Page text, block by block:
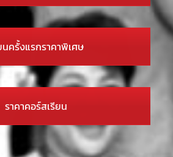
นครั้งแรกราคาพิเศษ
ราคาคอร์สเรียน